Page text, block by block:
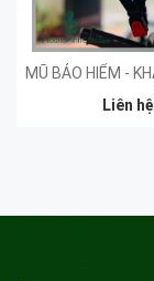
Liên hệ